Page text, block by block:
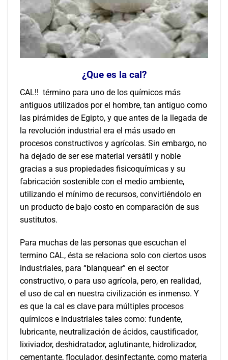
¿Que es la cal?
CAL!! término para uno de los químicos más
antiguos utilizados por el hombre, tan antiguo como
las pirámides de Egipto, y que antes de la llegada de
la revolución industrial era el más usado en
procesos constructivos y agrícolas. Sin embargo, no
ha dejado de ser ese material versátil y noble
gracias a sus propiedades fisicoquímicas y su
fabricación sostenible con el medio ambiente,
utilizando el mínimo de recursos, convirtiéndolo en
un producto de bajo costo en comparación de sus
sustitutos.
Para muchas de las personas que escuchan el
termino CAL, ésta se relaciona solo con ciertos usos
industriales, para “blanquear” en el sector
constructivo, o para uso agrícola, pero, en realidad,
el uso de cal en nuestra civilización es inmenso. Y
es que la cal es clave para múltiples procesos
químicos e industriales tales como: fundente,
lubricante, neutralización de ácidos, caustificador,
lixiviador, deshidratador, aglutinante, hidrolizador,
cementante, floculador, desinfectante, como materia